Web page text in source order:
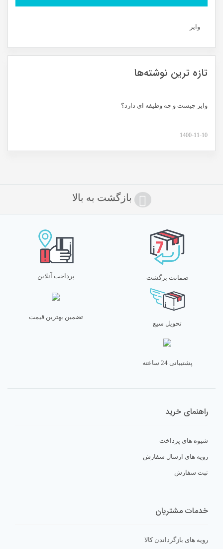
وایر
تازه ترین نوشته‌ها
وایر چیست و چه وظیفه ای دارد؟
1400-11-10
بازگشت به بالا
ضمانت برگشت پرداخت آنلاین
تحویل سیع
تضمین بهترین قیمت
پشتیبانی 24 ساعته
راهنمای خرید
شیوه های پرداخت
رویه های ارسال سفارش
ثبت سفارش
خدمات مشتریان
رویه های بازگرداندن کالا